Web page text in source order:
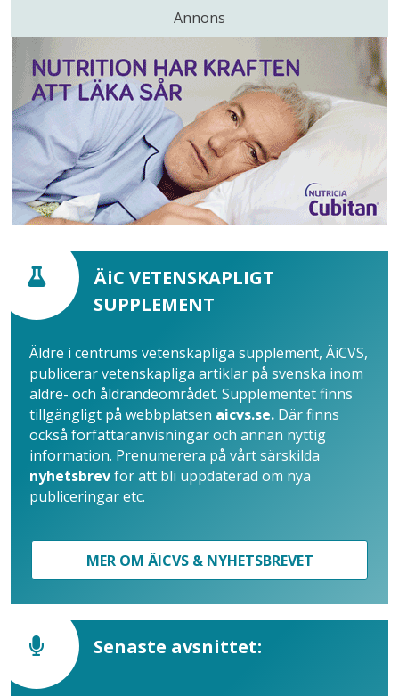
Annons
ÄiC VETENSKAPLIGT
SUPPLEMENT
Äldre i centrums vetenskapliga supplement, ÄiCVS,
publicerar vetenskapliga artiklar på svenska inom
äldre- och åldrandeområdet. Supplementet finns
tillgängligt på webbplatsen aicvs.se. Där finns
också författaranvisningar och annan nyttig
information. Prenumerera på vårt särskilda
nyhetsbrevför att bli uppdaterad om nya
publiceringar etc.
MER OM ÄICVS & NYHETSBREVET
Senaste avsnittet: